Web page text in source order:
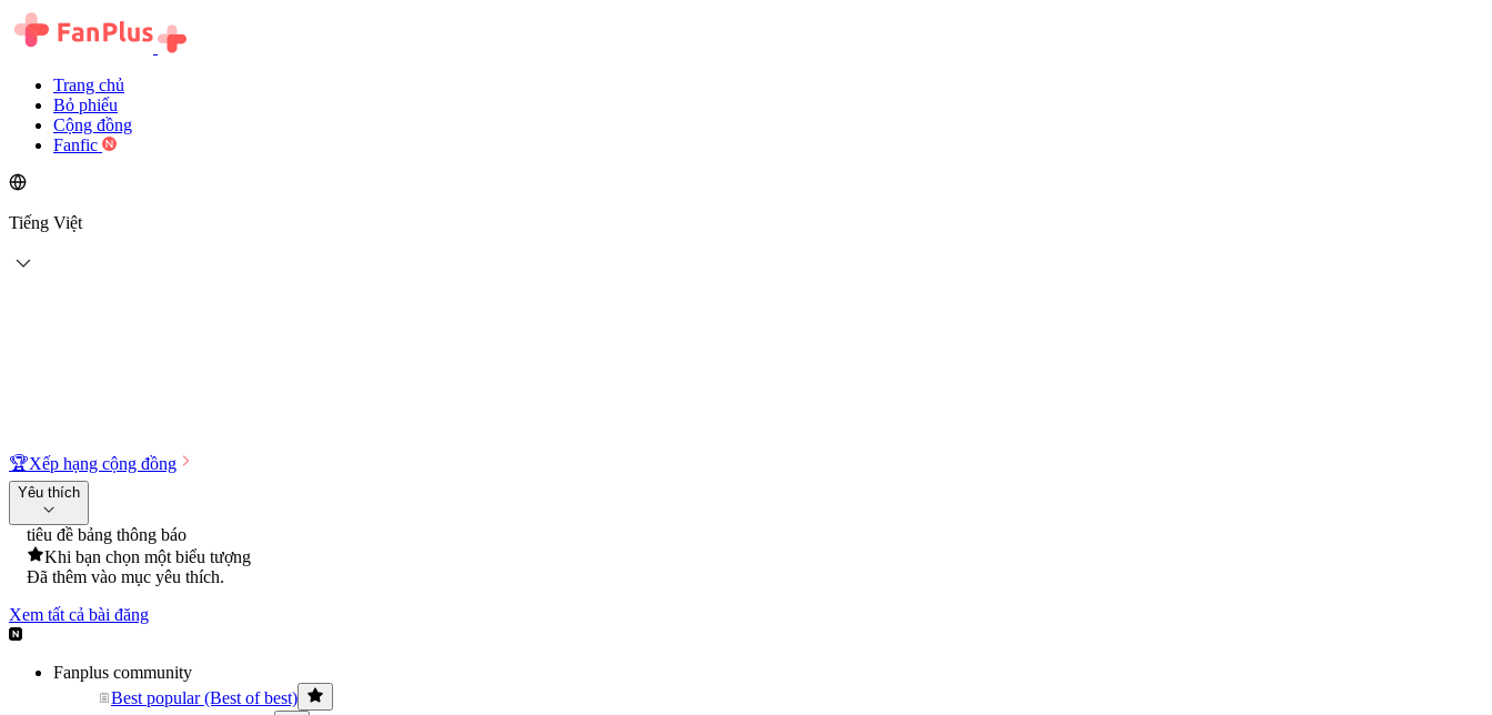
Trang chủ
Bỏ phiếu
Cộng đồng
Fanfic
Tiếng Việt
🏆Xếp hạng cộng đồng
Yêu thích
tiêu đề bảng thông báo
Khi bạn chọn một biểu tượng
Đã thêm vào mục yêu thích.
Xem tất cả bài đăng
Fanplus community
Best popular (Best of best)